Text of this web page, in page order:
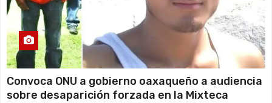
Convoca ONU a gobierno oaxaqueño a audiencia
sobre desaparición forzada en la Mixteca